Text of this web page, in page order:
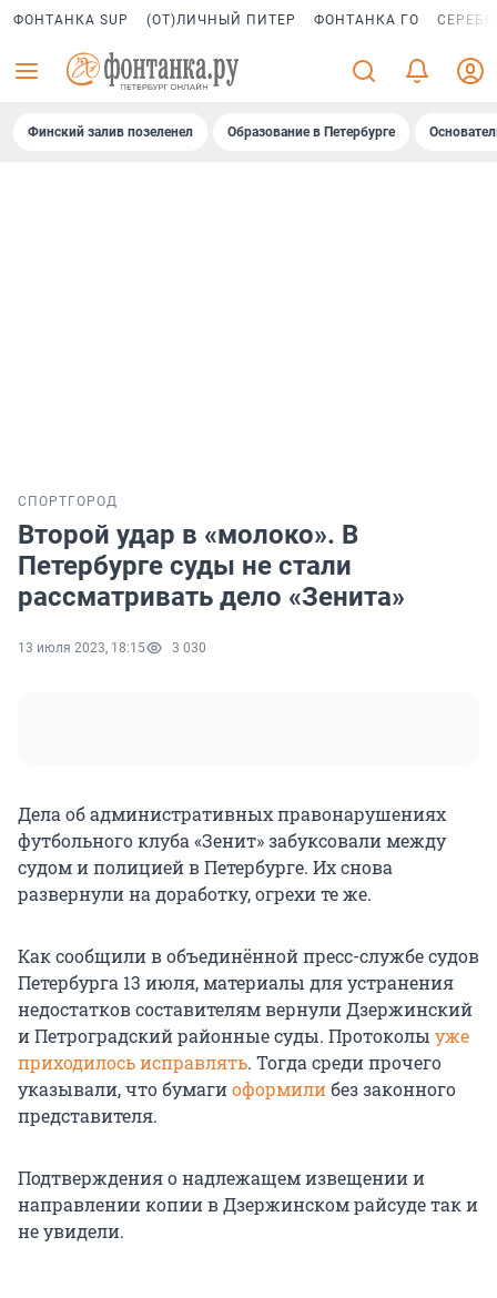
ФОНТАНКА SUP (ОТ)ЛИЧНЫЙ ПИТЕР ФОНТАНКА ГО
Финский залив позеленел Образование в Петербурге
СПОРТ ГОРОД
Второй удар в «молоко». В
Петербурге суды не стали
рассматривать дело «Зенита»
13 июля 2023, 18:15 3 030
Дела об административных правонарушениях
футбольного клуба «Зенит» забуксовали между
судом и полицией в Петербурге. Их снова
развернули на доработку, огрехи те же.
Как сообщили в объединённой пресс-службе судов
Петербурга 13 июля, материалы для устранения
недостатков составителям вернули Дзержинский
и Петроградский районные суды. Протоколы уже
приходилось исправлять. Тогда среди прочего
указывали, что бумагиоформилибез законного
представителя.
Подтверждения о надлежащем извещении и
направлении копии в Дзержинском райсуде так и
не увидели.